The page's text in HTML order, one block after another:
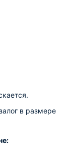
в размере